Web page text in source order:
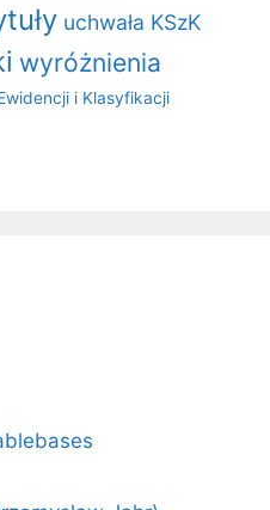
uchwała KSzK
wyróżnienia
i Klasyfikacji